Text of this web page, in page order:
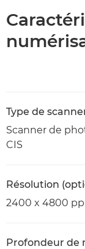
Type de
Scanner de
CIS
Résolution
2400 x 4800
Profondeur de